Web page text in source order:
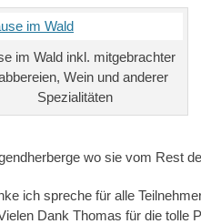
im Wald inkl. mitgebrachter
Wein und anderer
Spezialitäten
wo sie vom Rest
ich spreche für alle
Dank Thomas für die tolle